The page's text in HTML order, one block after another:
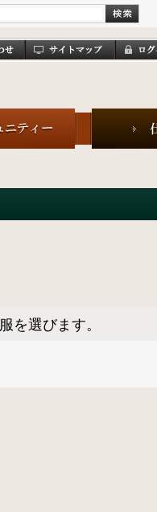
服を選びます。